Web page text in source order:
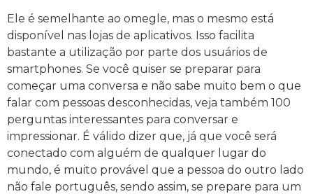
Ele é semelhante ao omegle, mas o mesmo está
disponível nas lojas de aplicativos. Isso facilita
bastante a utilização por parte dos usuários de
smartphones. Se você quiser se preparar para
começar uma conversa e não sabe muito bem o que
falar com pessoas desconhecidas, veja também 100
perguntas interessantes para conversar e
impressionar. É válido dizer que, já que você será
conectado com alguém de qualquer lugar do
mundo, é muito provável que a pessoa do outro lado
não fale português, sendo assim, se prepare para um